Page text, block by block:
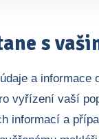
s
a informace
vyřízení vaší
informací a